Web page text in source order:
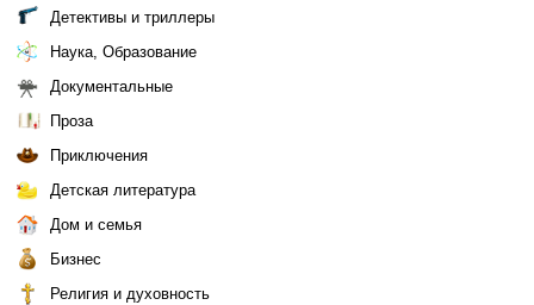
Детективы и триллеры
Наука, Образование
Документальные
Проза
Приключения
Детская литература
Дом и семья
Бизнес
Религия и духовность